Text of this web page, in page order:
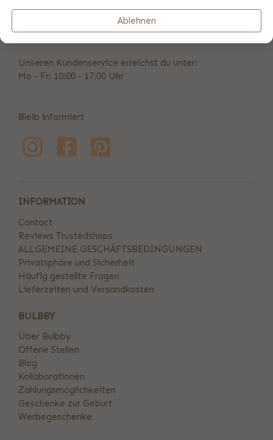
Vorübergehend nicht erreichbar
info@bulbby.de
Unseren Kundenservice erreichst du unter:
Mo - Fr: 10:00 - 17:00 Uhr
Bleib informiert
INFORMATION
Contact
Reviews Trustedshops
ALLGEMEINE GESCHÄFTSBEDINGUNGEN
Privatsphäre und Sicherheit
Häufig gestellte Fragen
Lieferzeiten und Versandkosten
BULBBY
Über Bulbby
Offene Stellen
Blog
Kollaborationen
Zahlungsmöglichkeiten
Geschenke zur Geburt
Werbegeschenke
Ablehnen